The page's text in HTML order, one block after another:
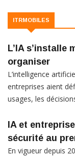
ITRMOBILES
L’IA s’installe
organiser
L’intelligence
entreprises aient
usages, les
IA et
sécurité au
En vigueur depuis